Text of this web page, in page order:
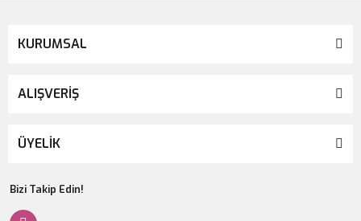
KURUMSAL
ALIŞVERİŞ
ÜYELİK
Bizi Takip Edin!